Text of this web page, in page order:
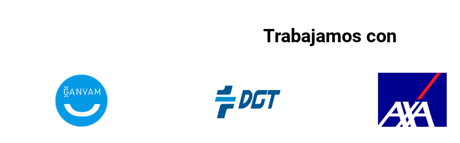
Trabajamos con